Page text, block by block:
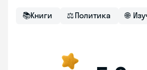
📚Книги ⚖Политика 🌐